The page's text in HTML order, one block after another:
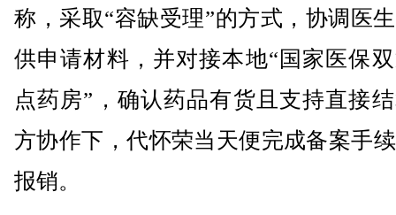
称，采取“容缺受理”的方式，协调医
供申请材料，并对接本地“国家医保
点药房”，确认药品有货且支持直接
方协作下，代怀荣当天便完成备案手
报销。